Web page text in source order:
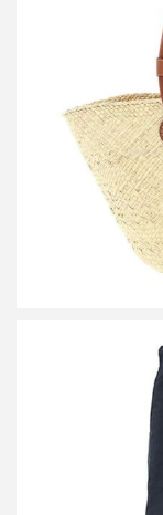
ロエベ アナグラ
ロ